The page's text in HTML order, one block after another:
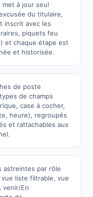
met à jour seul
du titulaire,
inscrit avec les
piquets feu
et chaque étape est
et historisée.
de poste
de champs
case à cocher,
heure), regroupés
et rattachables aux
astreintes par rôle
liste filtrable, vue
venir/En